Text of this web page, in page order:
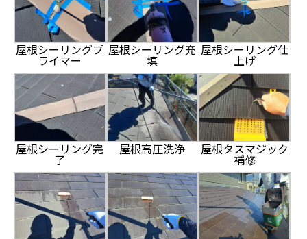
屋根シーリングプ
ライマー
屋根シーリング充
填
屋根シーリング仕
上げ
屋根シーリング完
了
屋根高圧洗浄 屋根タスマジック
補修